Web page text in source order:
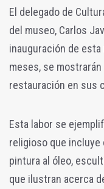
El delegado de
del museo, Carlos
inauguración de
meses, se
restauración en sus
Esta labor se
religioso que
pintura al óleo,
que ilustran acerca